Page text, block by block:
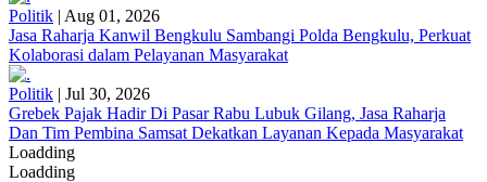
Politik | Aug 01, 2026
Jasa Raharja Kanwil Bengkulu Sambangi Polda Bengkulu, Perkuat
Kolaborasi dalam Pelayanan Masyarakat
Politik | Jul 30, 2026
Grebek Pajak Hadir Di Pasar Rabu Lubuk Gilang, Jasa Raharja
Dan Tim Pembina Samsat Dekatkan Layanan Kepada Masyarakat
Loadding
Loadding